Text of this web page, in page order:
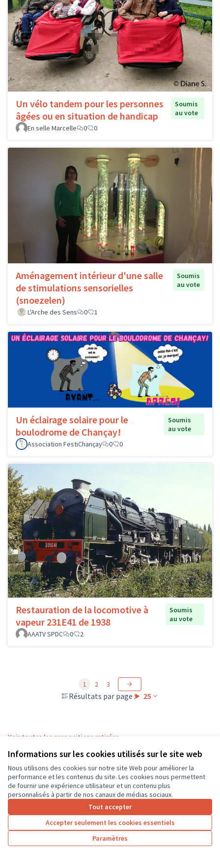
Informations sur les cookies utilisés sur le site web
Nous utilisons des cookies sur notre site Web pour améliorer la
performance et les contenus du site. Les cookies nous permettent
de fournir une expérience utilisateur et un contenu plus
personnalisés à partir de nos canaux de médias sociaux.
Tout accepter
Accepter seulement les cookies essentiels
Paramètres
Un vélo tandem pour les personnes
âgées ou en situation de handicap
Soumis
au vote
En selle Marcelle
0 0
Aménagement intérieur d'une salle
de stimulations sensorielles
(snoezelen)
Soumis
au vote
L'Arche des Sens 0 1
Un éclairage solaire pour le
boulodrome de Chançay!
Soumis
au vote
Association FestiChançay
0 0
Restauration de la locomotive à
vapeur 231E41 de 1938
Soumis
au vote
AAATV SPDC
0 2
Résultats par page : 25
1 2 3
Voir toutes les propositions retirées
Conditions d'utilisation
Paramètres des cookies
CD37 sur X
(Lien externe)
CD37 sur Facebook
CD37 sur Instagram
CD37 sur YouTube
(Lien externe)
Site réalisé grâce aulogiciel libre Decidim .
Licence
(Lien